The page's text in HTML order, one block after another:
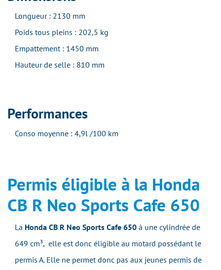
Longueur : 2130 mm
Poids tous pleins : 202,5 kg
Empattement : 1450 mm
Hauteur de selle : 810 mm
Performances
Conso moyenne : 4,9l /100 km
Permis éligible à la Honda
CB R Neo Sports Cafe 650
La Honda CB R Neo Sports Cafe 650 à une cylindrée de
649 cm³, elle est donc éligible au motard possédant le
permis A. Elle ne permet donc pas aux jeunes permis de